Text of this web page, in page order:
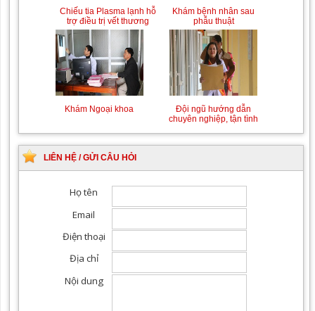
Chiếu tia Plasma lạnh hỗ
trợ điều trị vết thương
Khám bệnh nhân sau
phẫu thuật
Khám Ngoại khoa
Đội ngũ hướng dẫn
chuyên nghiệp, tận tình
LIÊN HỆ / GỬI CÂU HỎI